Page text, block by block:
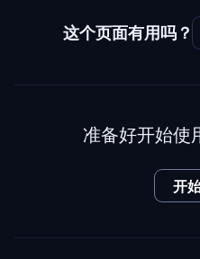
这个页面有用吗？
准备好开始使
开